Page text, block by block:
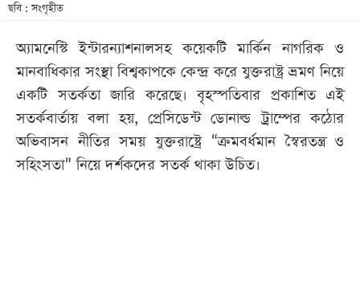
ছবি : সংগৃহীত
অ্যামনেস্টি ইন্টারন্যাশনালসহ কয়েকটি মার্কিন নাগরিক ও
মানবাধিকার সংস্থা বিশ্বকাপকে কেন্দ্র করে যুক্তরাষ্ট্র ভ্রমণ নিয়ে
একটি সতর্কতা জারি করেছে। বৃহস্পতিবার প্রকাশিত এই
সতর্কবার্তায় বলা হয়, প্রেসিডেন্ট ডোনাল্ড ট্রাম্পের কঠোর
অভিবাসন নীতির সময় যুক্তরাষ্ট্রে “ক্রমবর্ধমান স্বৈরতন্ত্র ও
সহিংসতা” নিয়ে দর্শকদের সতর্ক থাকা উচিত।